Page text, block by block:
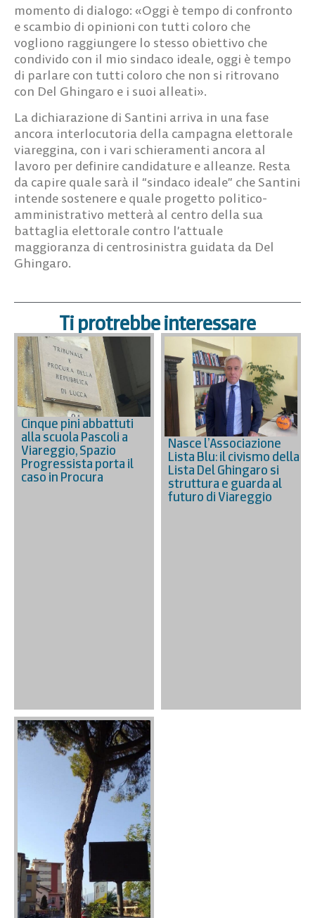
momento di dialogo: «Oggi è tempo di confronto
e scambio di opinioni con tutti coloro che
vogliono raggiungere lo stesso obiettivo che
condivido con il mio sindaco ideale, oggi è tempo
di parlare con tutti coloro che non si ritrovano
con Del Ghingaro e i suoi alleati».
La dichiarazione di Santini arriva in una fase
ancora interlocutoria della campagna elettorale
viareggina, con i vari schieramenti ancora al
lavoro per definire candidature e alleanze. Resta
da capire quale sarà il “sindaco ideale” che Santini
intende sostenere e quale progetto politico-
amministrativo metterà al centro della sua
battaglia elettorale contro l’attuale
maggioranza di centrosinistra guidata da Del
Ghingaro.
Ti protrebbe interessare
Cinque pini abbattuti
alla scuola Pascoli a
Viareggio, Spazio
Progressista porta il
caso in Procura
Nasce l’Associazione
Lista Blu: il civismo della
Lista Del Ghingaro si
struttura e guarda al
futuro di Viareggio